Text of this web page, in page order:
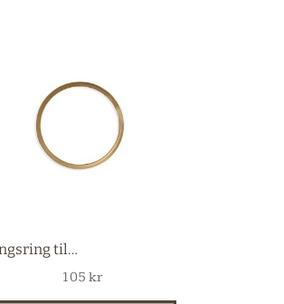
1400 Förhöjningsring till 1472 mässing
105 kr